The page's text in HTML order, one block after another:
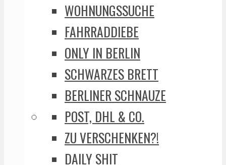
WOHNUNGSSUCHE
FAHRRADDIEBE
ONLY IN BERLIN
SCHWARZES BRETT
BERLINER SCHNAUZE
POST, DHL & CO.
ZU VERSCHENKEN?!
DAILY SHIT